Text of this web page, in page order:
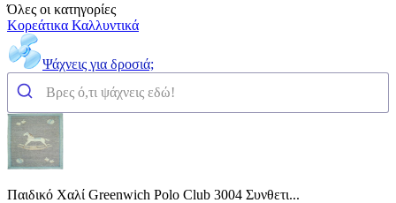
Όλες οι κατηγορίες
Κορεάτικα Καλλυντικά
Ψάχνεις για δροσιά;
Παιδικό Χαλί Greenwich Polo Club 3004 Συνθετι...